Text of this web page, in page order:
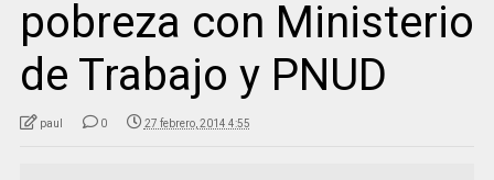
pobreza con Ministerio
de Trabajo y PNUD
paul 0 27 febrero, 2014 4:55